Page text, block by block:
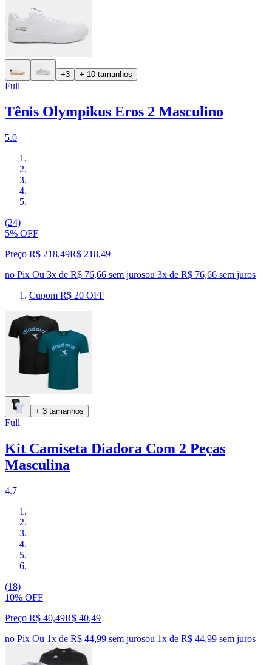
+3 + 10 tamanhos
Full
Tênis Olympikus Eros 2 Masculino
5.0
(24)
5% OFF
Preço R$ 218,49R$ 218,49
no Pix Ou 3x de R$ 76,66 sem jurosou 3x de R$ 76,66 sem juros
Cupom R$ 20 OFF
+ 3 tamanhos
Full
Kit Camiseta Diadora Com 2 Peças
Masculina
4.7
(18)
10% OFF
Preço R$ 40,49R$ 40,49
no Pix Ou 1x de R$ 44,99 sem jurosou 1x de R$ 44,99 sem juros